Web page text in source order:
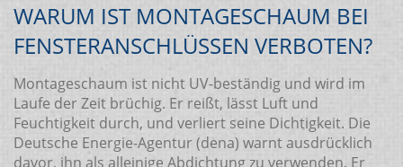
WARUM IST MONTAGESCHAUM BEI
FENSTERANSCHLÜSSEN VERBOTEN?
Montageschaum ist nicht UV-beständig und wird im
Laufe der Zeit brüchig. Er reißt, lässt Luft und
Feuchtigkeit durch, und verliert seine Dichtigkeit. Die
Deutsche Energie-Agentur (dena) warnt ausdrücklich
davor, ihn als alleinige Abdichtung zu verwenden. Er